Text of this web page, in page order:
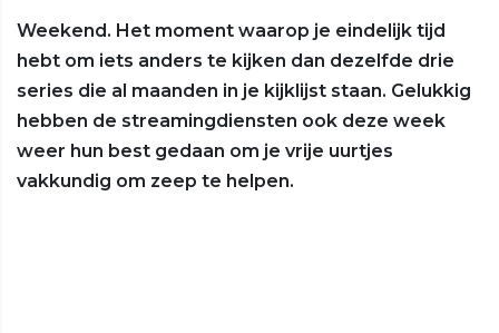
Weekend. Het moment waarop je eindelijk tijd
hebt om iets anders te kijken dan dezelfde drie
series die al maanden in je kijklijst staan. Gelukkig
hebben de streamingdiensten ook deze week
weer hun best gedaan om je vrije uurtjes
vakkundig om zeep te helpen.